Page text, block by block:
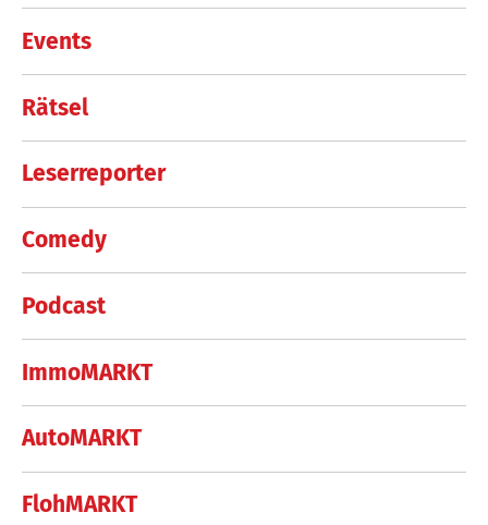
Events
Rätsel
Leserreporter
Comedy
Podcast
ImmoMARKT
AutoMARKT
FlohMARKT